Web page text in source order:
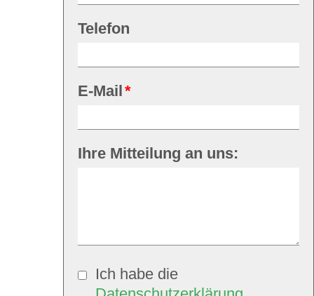
Telefon
Pflichtfeld
E-Mail *
Ihre Mitteilung an uns:
Ich habe die